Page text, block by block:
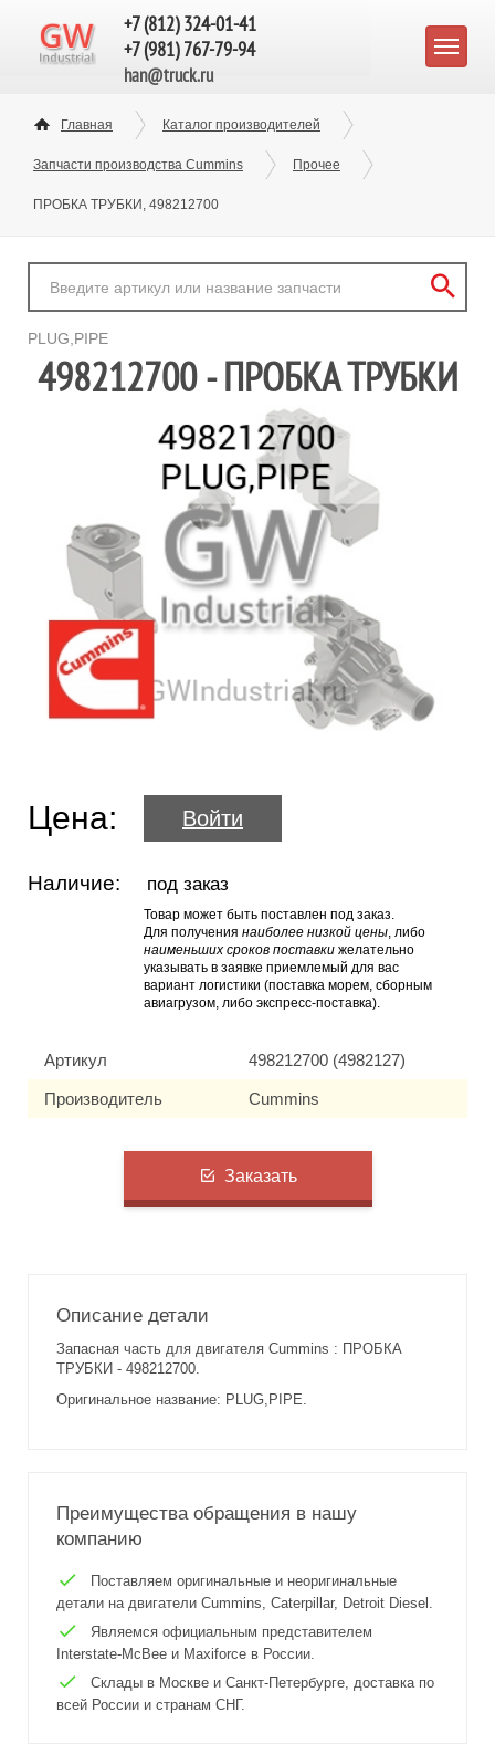
+7 (812) 324-01-41
+7 (981) 767-79-94
han@truck.ru
Главная Каталог производителей
Запчасти производства Cummins Прочее
ПРОБКА ТРУБКИ, 498212700
PLUG,PIPE
498212700 - ПРОБКА ТРУБКИ
Цена: Войти
Наличие: под заказ
Товар может быть поставлен под заказ.
Для получения наиболее низкой цены, либо
наименьших сроков поставки желательно
указывать в заявке приемлемый для вас
вариант логистики (поставка морем, сборным
авиагрузом, либо экспресс-поставка).
Артикул 498212700 (4982127)
Производитель Cummins
Заказать
Описание детали
Запасная часть для двигателя Cummins : ПРОБКА
ТРУБКИ - 498212700.
Оригинальное название: PLUG,PIPE.
Преимущества обращения в нашу
компанию
Поставляем оригинальные и неоригинальные
детали на двигатели Cummins, Caterpillar, Detroit Diesel.
Являемся официальным представителем
Interstate-McBee и Maxiforce в России.
Склады в Москве и Санкт-Петербурге, доставка по
всей России и странам СНГ.